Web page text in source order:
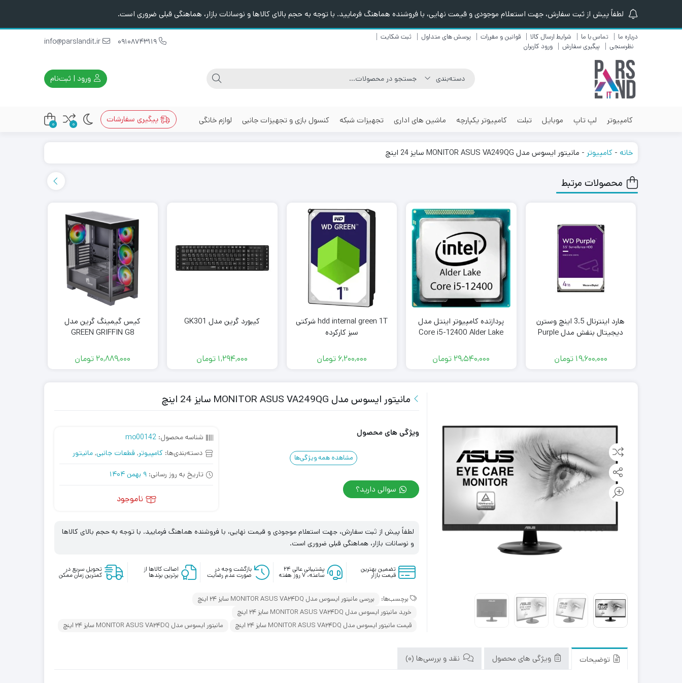
لطفاً پیش از ثبت سفارش، جهت استعلام موجودی و قیمت نهایی، با فروشنده هماهنگ فرمایید. با توجه به حجم بالای کالاها و نوسانات بازار، هماهنگی قبلی ضروری است.
درباره ما تماس با ما شرایط ارسال کالا قوانین و مقررات پرسش های متداول
ثبت شکایت
نظرسنجی
پیگیری سفارش ورود کاربران
ورود | ثبت‌نام
کامپیوتر لپ تاپ موبایل تبلت کامپیوتر یکپارچه ماشین های اداری تجهیزات شبکه کنسول بازی و تجهیزات جانبی لوازم خانگی پیگیری سفارشات 0
0
خانه - کامپیوتر - مانیتور ایسوس مدل MONITOR ASUS VA249QG سایز 24 اینچ
محصولات مرتبط
هارد اینترنال 3.5 اینچ وسترن
دیجیتال بنفش مدل Purple
گارانتی سلامتی 100%
19,600,000 تومان
پردازنده کامپیوتر اینتل مدل
Core i5-12400 Alder Lake
29,540,000 تومان
hdd internal green 1T شرکتی
سبز کارکرده
6,200,000 تومان
کیبورد گرین مدل GK301
1,294,000 تومان
کیس گیمینگ گرین مدل
GREEN GRIFFIN G8
20,889,000 تومان
مانیتور ایسوس مدل MONITOR ASUS VA249QG سایز 24 اینچ
ویژگی های محصول
مشاهده همه ویژگی‌ها
سوالی دارید؟
شناسه محصول: mo00142
دسته‌بندی‌ها: کامپیوتر, قطعات جانبی, مانیتور
تاریخ به روز رسانی: 9 بهمن 1404
ناموجود
لطفاً پیش از ثبت سفارش، جهت استعلام موجودی و قیمت نهایی، با فروشنده هماهنگ فرمایید. با توجه به حجم بالای کالاها
و نوسانات بازار، هماهنگی قبلی ضروری است.
تضمین بهترین
قیمت بازار
پشتیبانی عالی ۲۴
ساعته، ۷ روز هفته
بازگشت وجه در
صورت عدم رضایت
اصالت کالاها از
برترین برندها
تحویل سریع در
کمترین زمان ممکن
برچسب‌ها:
بررسی مانیتور ایسوس مدل MONITOR ASUS VA24DQ سایز 24 اینچ
خرید مانیتور ایسوس مدل MONITOR ASUS VA24DQ سایز 24 اینچ
قیمت مانیتور ایسوس مدل MONITOR ASUS VA24DQ سایز 24 اینچ
مانیتور ایسوس مدل MONITOR ASUS VA24DQ سایز 24 اینچ
توضیحات ویژگی های محصول نقد و بررسی‌ها (0)